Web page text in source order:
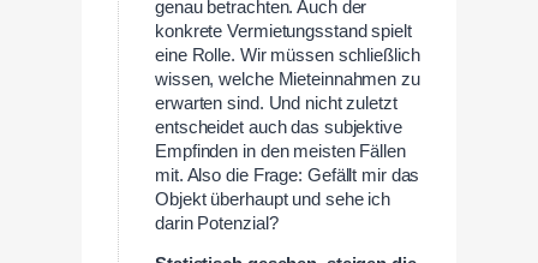
genau betrachten. Auch der
konkrete Vermietungsstand spielt
eine Rolle. Wir müssen schließlich
wissen, welche Mieteinnahmen zu
erwarten sind. Und nicht zuletzt
entscheidet auch das subjektive
Empfinden in den meisten Fällen
mit. Also die Frage: Gefällt mir das
Objekt überhaupt und sehe ich
darin Potenzial?